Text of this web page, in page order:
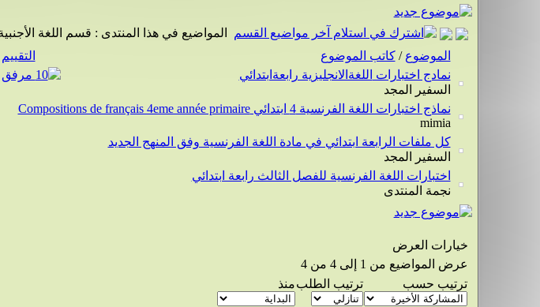
المواضيع في هذا المنتدى : قسم اللغة
التقييم
الموضوع / كاتب الموضوع
نمادج اختبارات اللغةالانجليزية رابعةابتدائي
السفير المجد
نماذج اختبارات اللغة الفرنسية 4 ابتدائي Compositions de français 4eme année primaire
mimia
كل ملفات الرابعة ابتدائي في مادة اللغة الفرنسية وفق المنهج الجديد
السفير المجد
اختبارات اللغة الفرنسية للفصل الثالث رابعة ابتدائي
نجمة المنتدى
خيارات العرض
عرض المواضيع من 1 إلى 4 من 4
ترتيب حسب
ترتيب الطلبمنذ